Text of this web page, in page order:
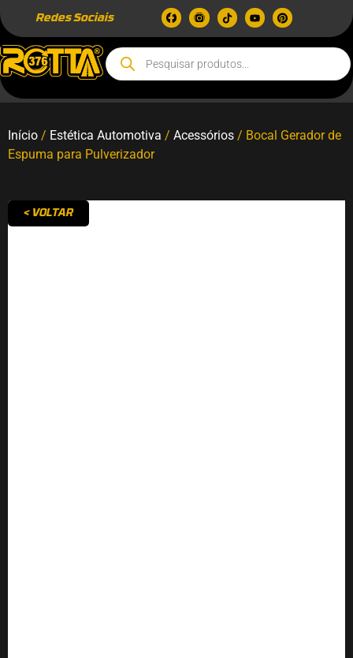
Redes Sociais
Início / Estética Automotiva / Acessórios / Bocal Gerador de
Espuma para Pulverizador
< VOLTAR